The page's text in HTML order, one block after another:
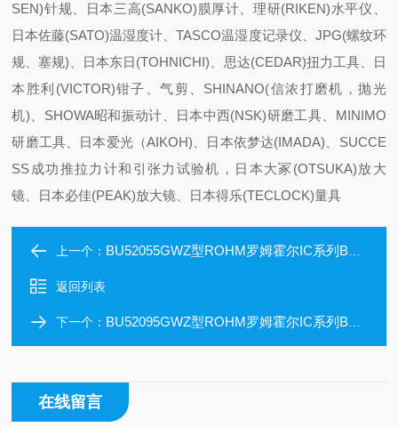
SEN)针规、日本三高(SANKO)膜厚计、理研(RIKEN)水平仪、
日本佐藤(SATO)温湿度计、TASCO温湿度记录仪、JPG(螺纹环
规、塞规)、日本东日(TOHNICHI)、思达(CEDAR)扭力工具、日
本胜利(VICTOR)钳子、气剪、SHINANO(信浓打磨机，抛光
机)、SHOWA昭和振动计、日本中西(NSK)研磨工具、MINIMO
研磨工具、日本爱光（AIKOH)、日本依梦达(IMADA)、SUCCE
SS成功推拉力计和引张力试验机，日本大冢(OTSUKA)放大
镜、日本必佳(PEAK)放大镜、日本得乐(TECLOCK)量具
上一个： BU52055GWZ型ROHM罗姆霍尔IC系列BU52055GWZ电流传感器
返回列表
下一个： BU52095GWZ型ROHM罗姆霍尔IC系列BU52095GWZ电流传感器
在线留言